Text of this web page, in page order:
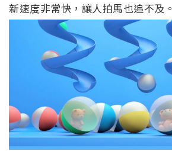
新速度非常快，讓人拍馬也追不及。